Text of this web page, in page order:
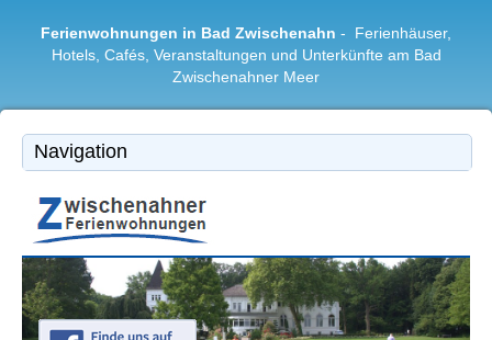
Ferienwohnungen in Bad Zwischenahn - Ferienhäuser,
Hotels, Cafés, Veranstaltungen und Unterkünfte am Bad
Zwischenahner Meer
|
Ferienwohnungen
|
Freizeitangebote
|
Restaurants & Cafés
|
Region